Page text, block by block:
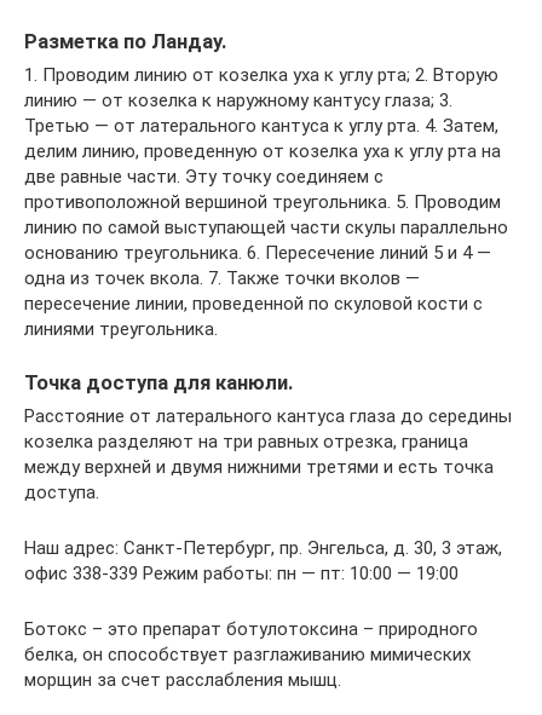
Разметка по Ландау.
1. Проводим линию от козелка уха к углу рта; 2. Вторую
линию — от козелка к наружному кантусу глаза; 3.
Третью — от латерального кантуса к углу рта. 4. Затем,
делим линию, проведенную от козелка уха к углу рта на
две равные части. Эту точку соединяем с
противоположной вершиной треугольника. 5. Проводим
линию по самой выступающей части скулы параллельно
основанию треугольника. 6. Пересечение линий 5 и 4 —
одна из точек вкола. 7. Также точки вколов —
пересечение линии, проведенной по скуловой кости с
линиями треугольника.
Точка доступа для канюли.
Расстояние от латерального кантуса глаза до середины
козелка разделяют на три равных отрезка, граница
между верхней и двумя нижними третями и есть точка
доступа.
Наш адрес: Санкт-Петербург, пр. Энгельса, д. 30, 3 этаж,
офис 338-339 Режим работы: пн — пт: 10:00 — 19:00
Ботокс – это препарат ботулотоксина – природного
белка, он способствует разглаживанию мимических
морщин за счет расслабления мышц.